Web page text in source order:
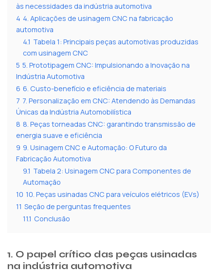
às necessidades da indústria automotiva
4 4. Aplicações de usinagem CNC na fabricação
automotiva
4.1 Tabela 1: Principais peças automotivas produzidas
com usinagem CNC
5 5. Prototipagem CNC: Impulsionando a Inovação na
Indústria Automotiva
6 6. Custo-benefício e eficiência de materiais
7 7. Personalização em CNC: Atendendo às Demandas
Únicas da Indústria Automobilística
8 8. Peças torneadas CNC: garantindo transmissão de
energia suave e eficiência
9 9. Usinagem CNC e Automação: O Futuro da
Fabricação Automotiva
9.1 Tabela 2: Usinagem CNC para Componentes de
Automação
10 10. Peças usinadas CNC para veículos elétricos (EVs)
11 Seção de perguntas frequentes
11.1 Conclusão
1. O papel crítico das peças usinadas
na indústria automotiva